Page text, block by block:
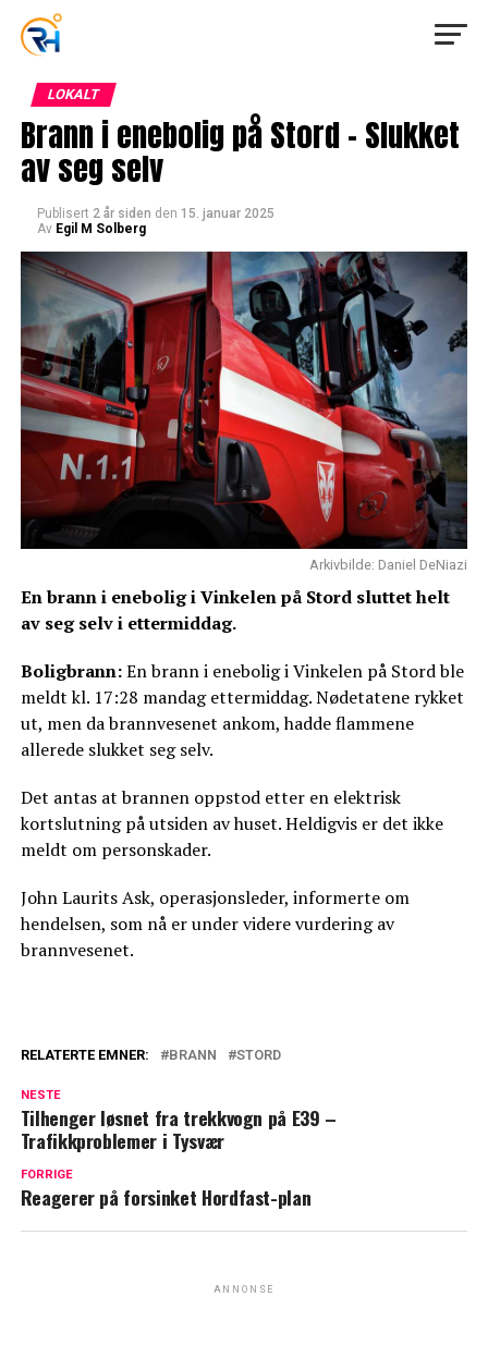
LOKALT
Brann i enebolig på Stord – Slukket
av seg selv
Publisert 2 år siden den 15. januar 2025
Av Egil M Solberg
Arkivbilde: Daniel DeNiazi
En brann i enebolig i Vinkelen på Stord sluttet helt
av seg selv i ettermiddag.
Boligbrann:En brann i enebolig i Vinkelen på Stord ble
meldt kl. 17:28 mandag ettermiddag. Nødetatene rykket
ut, men da brannvesenet ankom, hadde flammene
allerede slukket seg selv.
Det antas at brannen oppstod etter en elektrisk
kortslutning på utsiden av huset. Heldigvis er det ikke
meldt om personskader.
John Laurits Ask, operasjonsleder, informerte om
hendelsen, som nå er under videre vurdering av
brannvesenet.
RELATERTE EMNER: BRANN STORD
NESTE
Tilhenger løsnet fra trekkvogn på E39 –
Trafikkproblemer i Tysvær
FORRIGE
Reagerer på forsinket Hordfast-plan
ANNONSE